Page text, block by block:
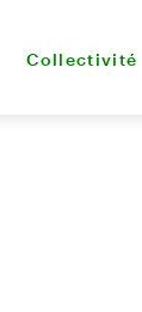
Collectivité